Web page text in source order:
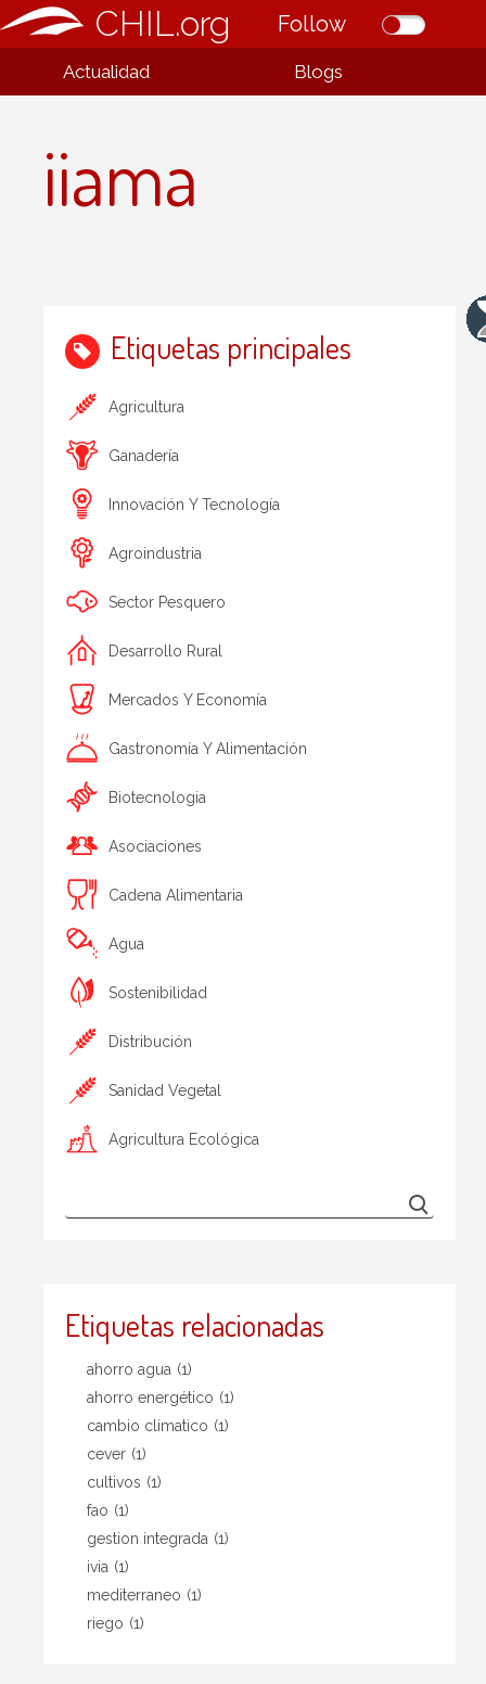
CHIL.org Follow
Actualidad Blogs
iiama
Etiquetas principales
Agricultura
Ganadería
Innovación Y Tecnología
Agroindustria
Sector Pesquero
Desarrollo Rural
Mercados Y Economía
Gastronomía Y Alimentación
Biotecnologia
Asociaciones
Cadena Alimentaria
Agua
Sostenibilidad
Distribución
Sanidad Vegetal
Agricultura Ecológica
Etiquetas relacionadas
ahorro agua (1)
ahorro energético (1)
cambio climatico (1)
cever (1)
cultivos (1)
fao (1)
gestion integrada (1)
ivia (1)
mediterraneo (1)
riego (1)